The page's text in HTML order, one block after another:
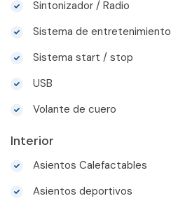
Sintonizador / Radio
Sistema de entretenimiento
Sistema start / stop
USB
Volante de cuero
Interior
Asientos Calefactables
Asientos deportivos